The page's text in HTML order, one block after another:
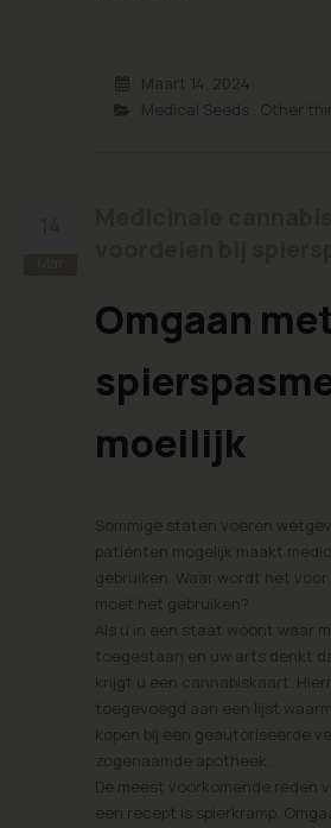
Maart 14, 2024
Medical Seeds
Other
Omgaan
moeilijk
Sommige staten voeren
patiënten mogelijk maakt
gebruiken. Waar wordt het
moet het gebruiken?
Als u in een staat woont waar
toegestaan en uw arts denkt
krijgt u een cannabiskaart.
toegevoegd aan een lijst
kopen bij een geautoriseerde
zogenaamde apotheek.
De meest voorkomende reden
een recept is spierkramp.